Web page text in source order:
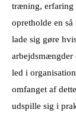
træning, erfaring
opretholde en
lade sig gøre
led i
omfanget af
udspille sig i